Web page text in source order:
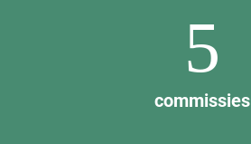
5
commissies